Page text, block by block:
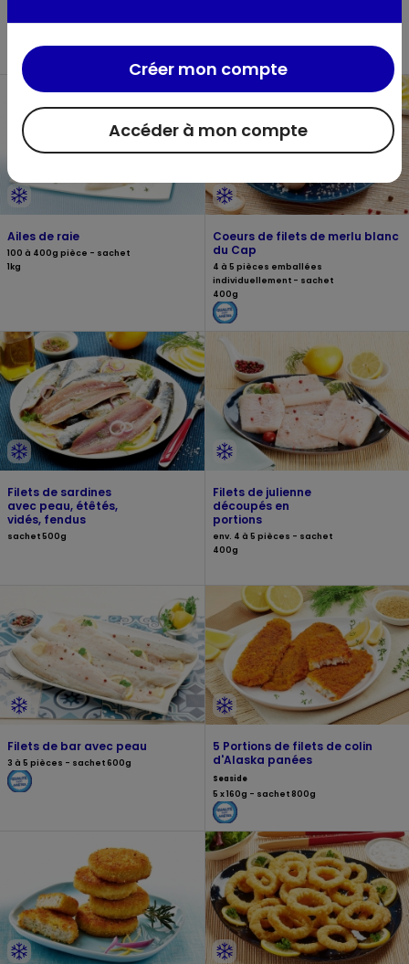
individuels micro-
Ailes de raie
100 à 400g pièce - sachet
1kg
Coeurs de filets de merlu blanc
du Cap
4 à 5 pièces emballées
individuellement - sachet
400g
Filets de sardines
avec peau, étêtés,
vidés, fendus
sachet 500g
Filets de julienne
découpés en
portions
env. 4 à 5 pièces - sachet
400g
Filets de bar avec peau
3 à 5 pièces - sachet 600g
5 Portions de filets de colin
d'Alaska panées
Seaside
5 x 160g - sachet 800g
Accéder à mon compte
Créer mon compte